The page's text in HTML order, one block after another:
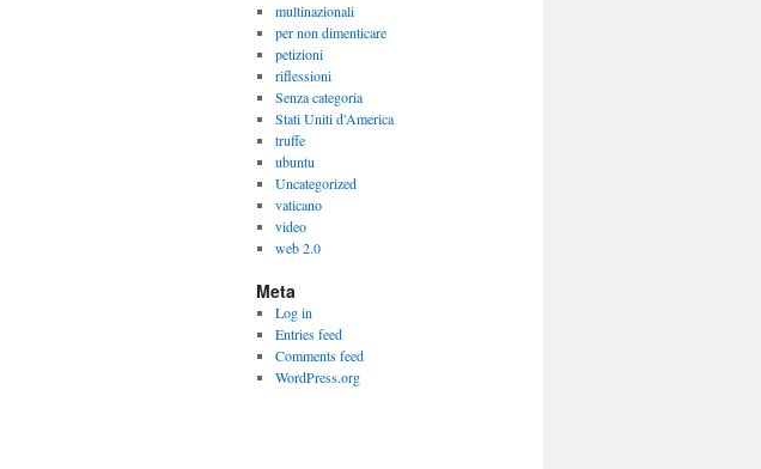
multinazionali
per non dimenticare
petizioni
riflessioni
Senza categoria
Stati Uniti d'America
truffe
ubuntu
Uncategorized
vaticano
video
web 2.0
Meta
Log in
Entries feed
Comments feed
WordPress.org